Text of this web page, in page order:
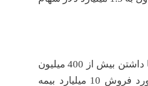
این شرکت امروز با داشتن بیش از 400 میلیون
بیمه‌گزار دارای رکورد فروش 10 میلیارد بیمه